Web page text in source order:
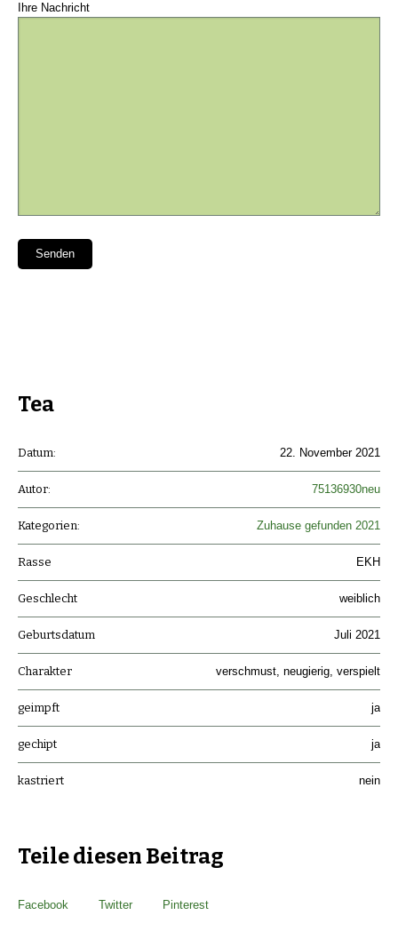
Ihre Nachricht
Tea
Datum: 22. November 2021
Autor: 75136930neu
Kategorien: Zuhause gefunden 2021
Rasse EKH
Geschlecht weiblich
Geburtsdatum Juli 2021
Charakter verschmust, neugierig, verspielt
geimpft ja
gechipt ja
kastriert nein
Teile diesen Beitrag
Facebook Twitter Pinterest